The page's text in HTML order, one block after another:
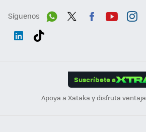
Síguenos
Suscríbete a
Apoya a Xataka y disfruta